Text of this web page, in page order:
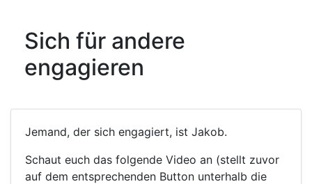
Sich für andere
engagieren
Jemand, der sich engagiert, ist Jakob.
Schaut euch das folgende Video an (stellt zuvor
auf dem entsprechenden Button unterhalb die